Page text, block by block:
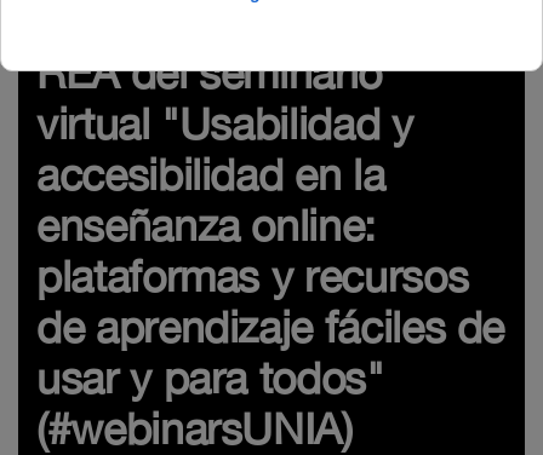
REA del seminario
virtual "Usabilidad y
accesibilidad en la
enseñanza online:
plataformas y recursos
de aprendizaje fáciles de
usar y para todos"
(#webinarsUNIA)